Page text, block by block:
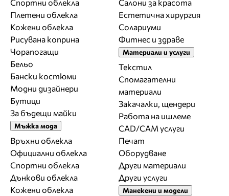
Спортни облекла
Плетени облекла
Кожени облекла
Рисувана коприна
Чорапогащи
Бельо
Бански костюми
Модни дизайнери
Бутици
За бъдещи майки
Мъжка мода
Връхни облекла
Официални облекла
Спортни облекла
Дънкови облекла
Кожени облекла
Салони за красота
Естетична хирургия
Солариуми
Фитнес и здраве
Материали и услуги
Текстил
Спомагателни
материали
Закачалки, щендери
Работа на ишлеме
CAD/CAM услуги
Печат
Оборудване
Други материали
Други услуги
Манекени и модели